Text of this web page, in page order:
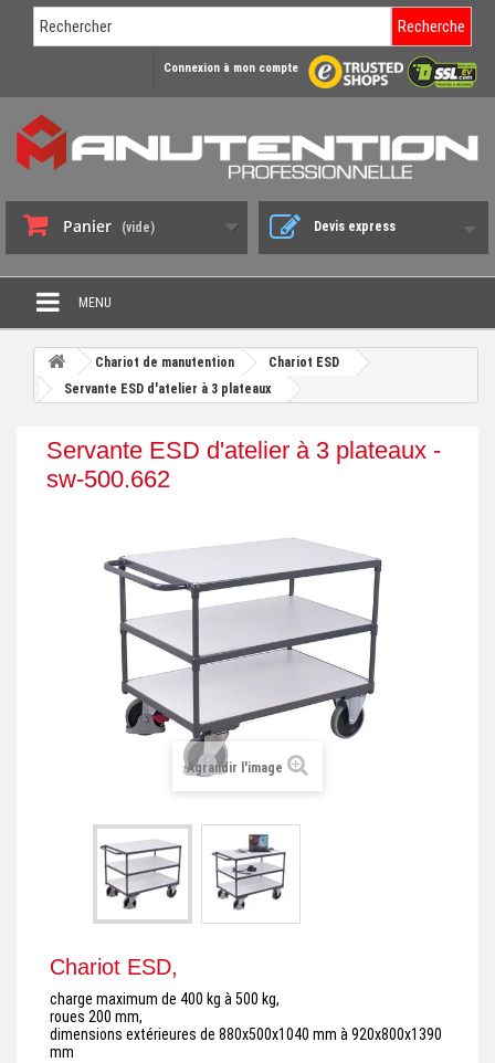
Recherche
Connexion à mon compte
Panier (vide) Devis express
MENU
PROMO DÉSTOCKAGE
CHARIOT DE MANUTENTION
BENNE BASCULANTE
ROULEUR ET PLATEAU ROULANT
TRANSPALETTE ET PALETTAGE
GERBEUR ET CRIC INDUSTRIEL
ACCESSOIRES ET COMPLÉMENTS
Chariot de manutention
Chariot ESD
Servante ESD d'atelier à 3 plateaux
Servante ESD d'atelier à 3 plateaux -
sw-500.662
Agrandir l'image
Chariot ESD,
charge maximum de 400 kg à 500 kg,
roues 200 mm,
dimensions extérieures de 880x500x1040 mm à 920x800x1390
mm